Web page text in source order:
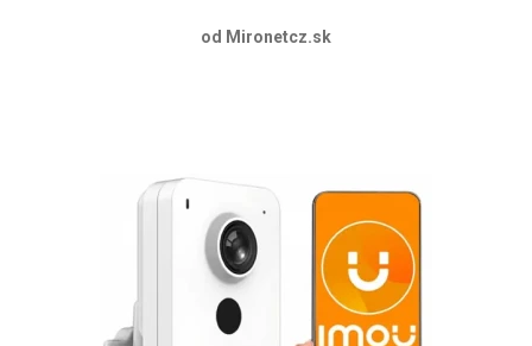
od Mironetcz.sk